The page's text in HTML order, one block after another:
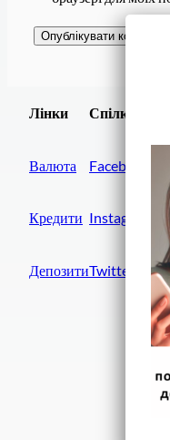
Лінки
Валюта
Кредити
Депозити
Спілки
Facebook
Instagram
Twitter